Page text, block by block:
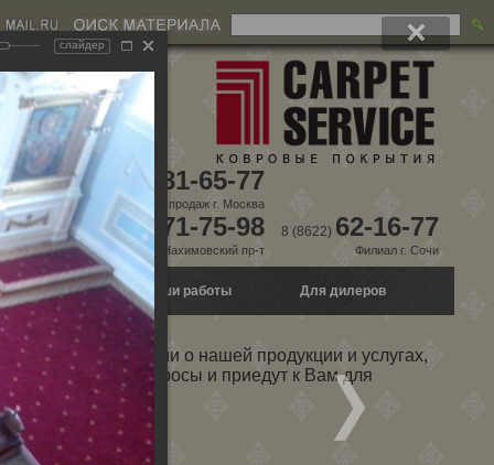
981-65-77
Склад, отдел продаж г. Москва
8 (495)771-75-98
г. Москва, Нахимовский пр-т
8 (8622) 62-16-77
Филиал г. Сочи
настилу Наши работы Для дилеров
информации о нашей продукции и услугах,
любые Ваши вопросы и приедут к Вам для
слайдер